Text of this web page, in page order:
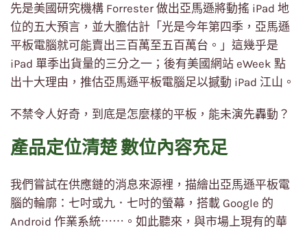
先是美國研究機構 Forrester 做出亞馬遜將動搖 iPad 地
位的五大預言，並大膽估計「光是今年第四季，亞馬遜
平板電腦就可能賣出三百萬至五百萬台。」這幾乎是
iPad 單季出貨量的三分之一；後有美國網站 eWeek 點
出十大理由，推估亞馬遜平板電腦足以撼動 iPad 江山。
不禁令人好奇，到底是怎麼樣的平板，能未演先轟動？
產品定位清楚 數位內容充足
我們嘗試在供應鏈的消息來源裡，描繪出亞馬遜平板電
腦的輪廓：七吋或九．七吋的螢幕，搭載 Google 的
Android 作業系統⋯⋯。如此聽來，與市場上現有的華